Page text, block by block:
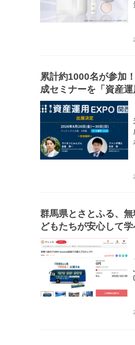
累計約1000名が参加
成セミナーを「資産
実施
群馬県とさとふる、
どもたちが安心して
し、寄付受け付けを開